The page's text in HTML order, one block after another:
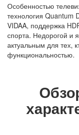
Особенностью
технология Quantum
VIDAA, поддержка
спорта. Недорогой и
актуальным для тех,
функциональностью.